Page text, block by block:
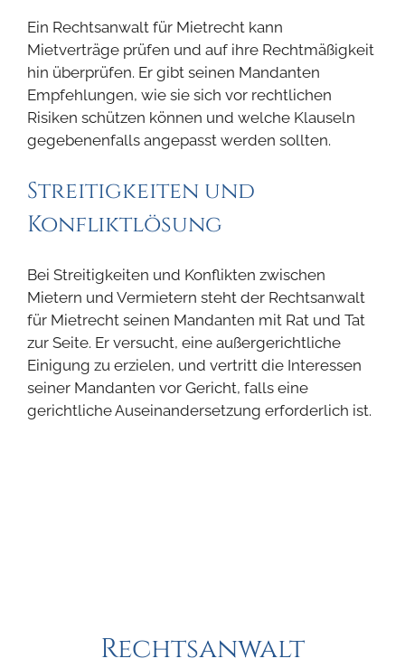
Ein Rechtsanwalt für Mietrecht kann
Mietverträge prüfen und auf ihre Rechtmäßigkeit
hin überprüfen. Er gibt seinen Mandanten
Empfehlungen, wie sie sich vor rechtlichen
Risiken schützen können und welche Klauseln
gegebenenfalls angepasst werden sollten.
Streitigkeiten und
Konfliktlösung
Bei Streitigkeiten und Konflikten zwischen
Mietern und Vermietern steht der Rechtsanwalt
für Mietrecht seinen Mandanten mit Rat und Tat
zur Seite. Er versucht, eine außergerichtliche
Einigung zu erzielen, und vertritt die Interessen
seiner Mandanten vor Gericht, falls eine
gerichtliche Auseinandersetzung erforderlich ist.
Rechtsanwalt